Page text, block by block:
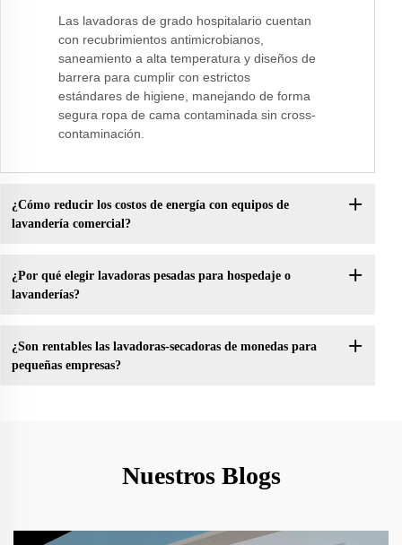
Las lavadoras de grado hospitalario cuentan
con recubrimientos antimicrobianos,
saneamiento a alta temperatura y diseños de
barrera para cumplir con estrictos
estándares de higiene, manejando de forma
segura ropa de cama contaminada sin cross-
contaminación.
¿Cómo reducir los costos de energía con equipos de
lavandería comercial?
¿Por qué elegir lavadoras pesadas para hospedaje o
lavanderías?
¿Son rentables las lavadoras-secadoras de monedas para
pequeñas empresas?
Nuestros Blogs